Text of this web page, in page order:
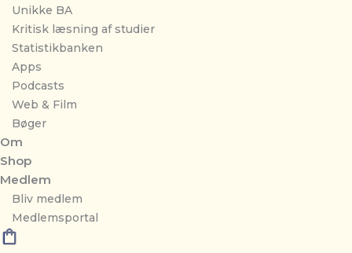
Unikke BA
Kritisk læsning af studier
Statistikbanken
Apps
Podcasts
Web & Film
Bøger
Om
Shop
Medlem
Bliv medlem
Medlemsportal